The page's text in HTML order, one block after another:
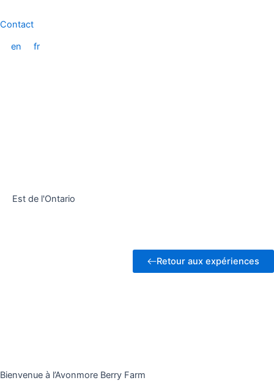
au
Contact
en fr
Est de l'Ontario
Retour aux expériences
Bienvenue à l’Avonmore Berry Farm